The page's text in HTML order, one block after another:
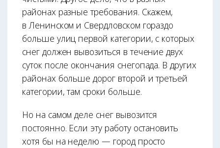
районах разные требования. Скажем,
в Ленинском и Свердловском гораздо
больше улиц первой категории, с которых
снег должен вывозиться в течение двух
суток после окончания снегопада. В других
районах больше дорог второй и третьей
категории, там сроки больше.
Но на самом деле снег вывозится
постоянно. Если эту работу остановить
хотя бы на неделю — город просто